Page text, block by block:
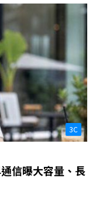
3C
信曝大容量、長